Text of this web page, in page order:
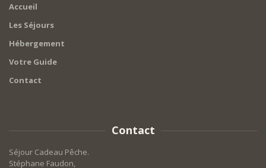
Accueil
Les Séjours
Hébergement
Votre Guide
Contact
Contact
Séjour Cadeau Pêche.
Stéphane Faudon,